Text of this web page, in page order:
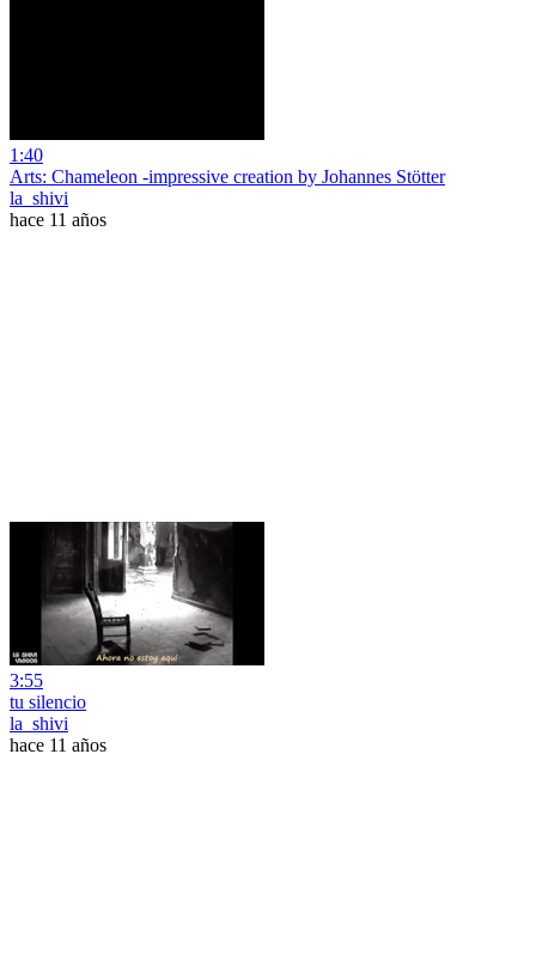
1:40
Arts: Chameleon -impressive creation by Johannes Stötter
la_shivi
hace 11 años
3:55
tu silencio
la_shivi
hace 11 años